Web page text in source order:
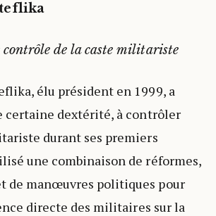
de la caste militariste
élu président en 1999, a
certaine dextérité, à contrôler
durant ses premiers
une combinaison de réformes,
de manœuvres politiques pour
directe des militaires sur la